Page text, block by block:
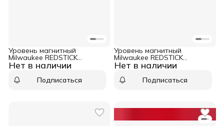
Нет в наличии
Уровень магнитный
Milwaukee REDSTICK
Backbone 240 см
Подписаться
Нет в наличии
Уровень магнитный
Milwaukee REDSTICK
Backbone 180 см
Подписаться